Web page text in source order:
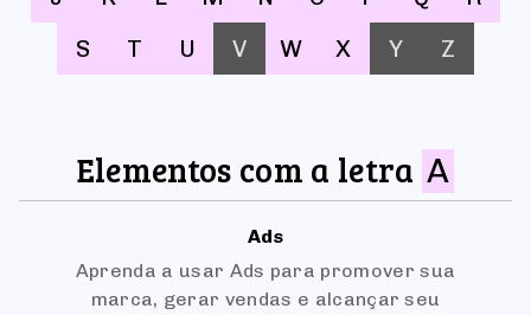
S
T U V W X Y Z
Elementos com a letra A
Ads
Aprenda a usar Ads para promover sua
marca, gerar vendas e alcançar seu